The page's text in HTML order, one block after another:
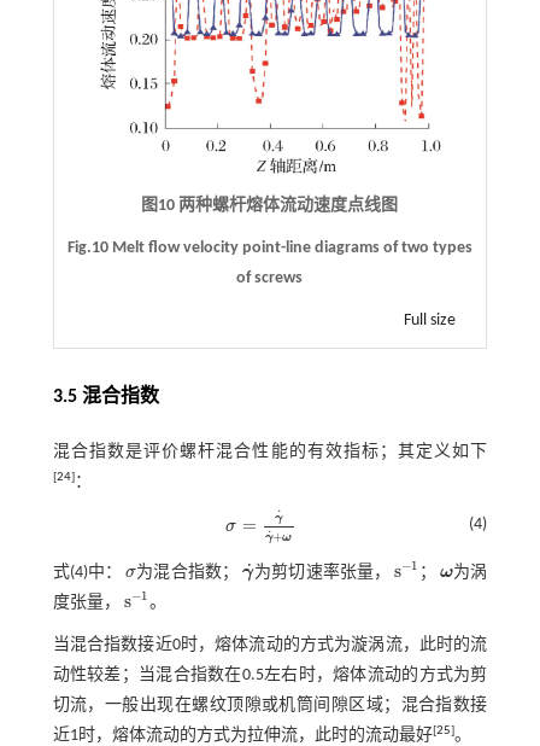
图10 两种螺杆熔体流动速度点线图
Fig.10 Melt flow velocity point-line diagrams of two types
of screws
Full size
3.5 混合指数
混合指数是评价螺杆混合性能的有效指标；其定义如下
[24]：
σ = γ
˙
γ
˙+ω
σ= γ˙γ ˙+ω (4)
式(4)中： σ
σ为混合指数； γ
˙
γ˙为剪切速率张量， s−1
s- 1 ； ω
ω为涡
度张量，
s−1
s- 1 。
当混合指数接近0时，熔体流动的方式为漩涡流，此时的流
动性较差；当混合指数在0.5左右时，熔体流动的方式为剪
切流，一般出现在螺纹顶隙或机筒间隙区域；混合指数接
近1时，熔体流动的方式为拉伸流，此时的流动最好[25]。